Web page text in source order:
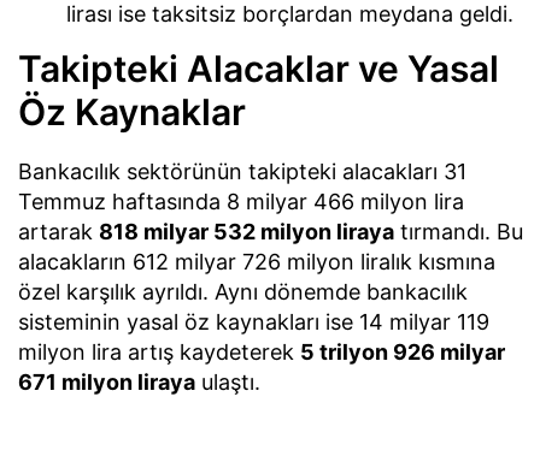
lirası ise taksitsiz borçlardan meydana geldi.
Takipteki Alacaklar ve Yasal
Öz Kaynaklar
Bankacılık sektörünün takipteki alacakları 31
Temmuz haftasında 8 milyar 466 milyon lira
artarak 818 milyar 532 milyon liraya tırmandı. Bu
alacakların 612 milyar 726 milyon liralık kısmına
özel karşılık ayrıldı. Aynı dönemde bankacılık
sisteminin yasal öz kaynakları ise 14 milyar 119
milyon lira artış kaydeterek 5 trilyon 926 milyar
671 milyon liraya ulaştı.